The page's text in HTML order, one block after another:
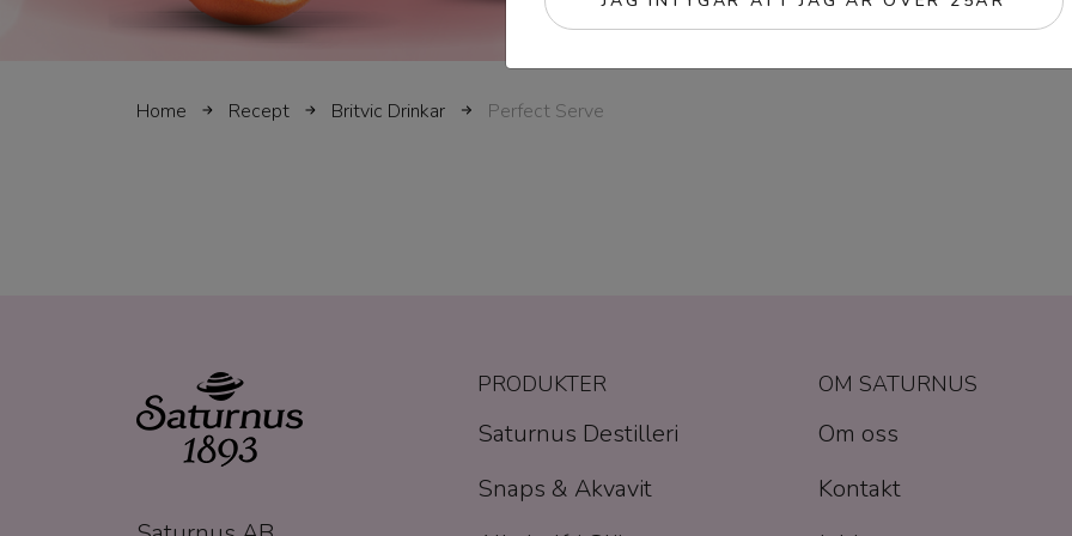
Home Recept Britvic Drinkar Perfect Serve
PRODUKTER
Saturnus Destilleri
Snaps & Akvavit
OM SATURNUS
Om oss
Kontakt